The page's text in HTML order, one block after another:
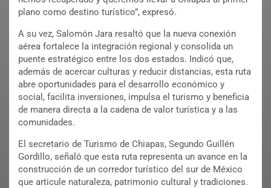
plano como destino turístico”, expresó.
A su vez, Salomón Jara resaltó que la nueva conexión
aérea fortalece la integración regional y consolida un
puente estratégico entre los dos estados. Indicó que,
además de acercar culturas y reducir distancias, esta ruta
abre oportunidades para el desarrollo económico y
social, facilita inversiones, impulsa el turismo y beneficia
de manera directa a la cadena de valor turística y a las
comunidades.
El secretario de Turismo de Chiapas, Segundo Guillén
Gordillo, señaló que esta ruta representa un avance en la
construcción de un corredor turístico del sur de México
que articule naturaleza, patrimonio cultural y tradiciones.